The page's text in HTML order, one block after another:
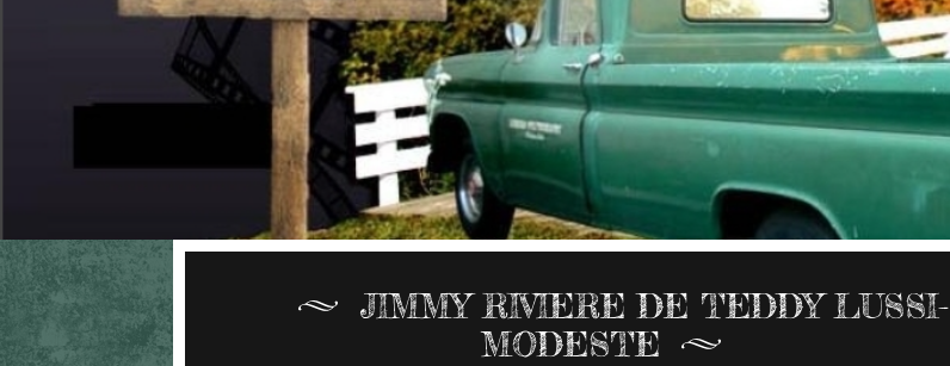
JIMMY RIVIERE DE TEDDY LUSSI-
MODESTE